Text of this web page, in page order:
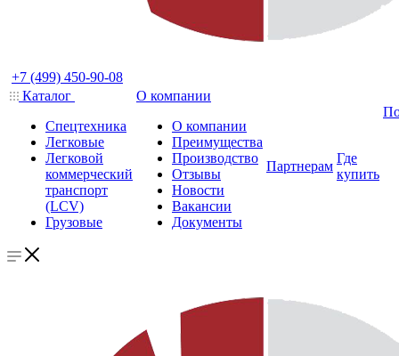
+7 (499) 450-90-08
Каталог
Спецтехника
Легковые
Легковой
коммерческий
транспорт
(LCV)
Грузовые
О компании
О компании
Преимущества
Производство
Отзывы
Новости
Вакансии
Документы
Партнерам
Где
купить